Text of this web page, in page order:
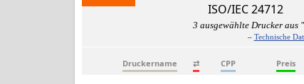
ISO/IEC 24712
3 ausgewählte Drucker
– Technische
Druckername ⇄ CPP Preis